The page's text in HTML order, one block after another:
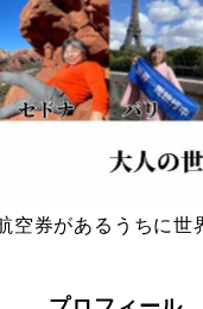
空券があるうちに世